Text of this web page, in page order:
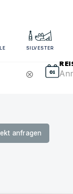
SILVESTER
und Gästezahl
cancel
anfragen